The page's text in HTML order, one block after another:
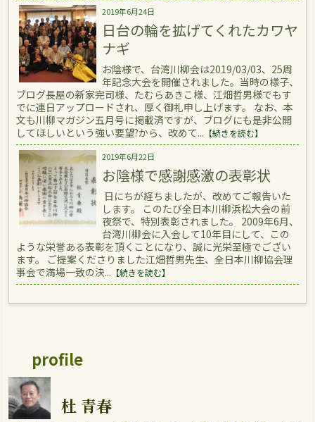
2019年6月24日
日台の輪を拡げてくれたカワヤ
ナギ
お陰様で、台湾川柳会は2019/03/03、25周
年記念大会を開催されました。当時の様子、
ブログ長屋の新家完司様、たむらあきこ様、江畑哲男様でもす
でに連日アップロードされ、厚く御礼申し上げます。 なお、本
文も川柳マガジン五月号に掲載済ですが、ブログにも是非公開
してほしいという強い要望?から、改めて... 【続きを読む】
2019年6月22日
お陰様で感謝感激の表彰状
日にちが経ちましたが、改めてご報告いた
します。 このたび全日本川柳浜松大会の前
夜祭で、特別表彰されました。 2009年6月、
台湾川柳会に入会して10年目にして、この
ような栄誉ある表彰を頂くことになり、誠に光栄至極でござい
ます。 ご提案くださりました江畑哲男先生、全日本川柳協会理
事会で満場一致の決... 【続きを読む】
profile
杜 青春